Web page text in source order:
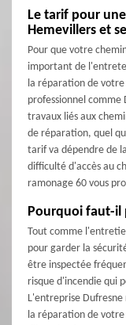
Le tarif pour
Hemevillers et
Pour que votre
important de
la réparation de
professionnel comme
travaux liés aux
de réparation, quel
tarif va dépendre de
difficulté d'accès au
ramonage 60 vous
Pourquoi faut-il
Tout comme
pour garder la
être inspectée
risque d'incendie qui
L'entreprise
la réparation de